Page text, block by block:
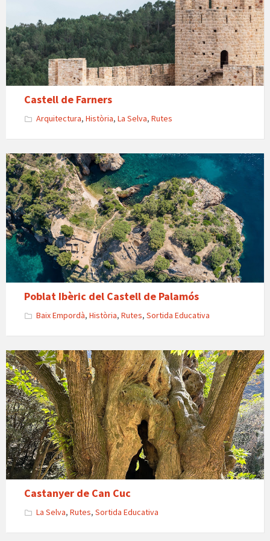
Castell de Farners
Arquitectura, Història, La Selva, Rutes
Poblat
Ibèric
de
Castell
aeria
Poblat Ibèric del Castell de Palamós
Baix Empordà, Història, Rutes, Sortida Educativa
Castanyer de Can Cuc
La Selva, Rutes, Sortida Educativa